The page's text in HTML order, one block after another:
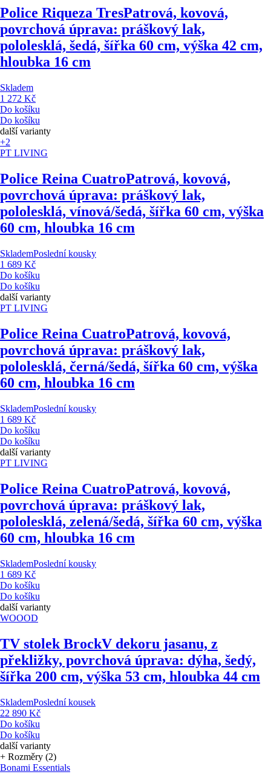
Police Riqueza TresPatrová, kovová,
povrchová úprava: práškový lak,
pololesklá, šedá, šířka 60 cm, výška 42 cm,
hloubka 16 cm
Skladem
1 272 Kč
Do košíku
Do košíku
další varianty
+2
PT LIVING
Police Reina CuatroPatrová, kovová,
povrchová úprava: práškový lak,
pololesklá, vínová/šedá, šířka 60 cm, výška
60 cm, hloubka 16 cm
SklademPoslední kousky
1 689 Kč
Do košíku
Do košíku
další varianty
PT LIVING
Police Reina CuatroPatrová, kovová,
povrchová úprava: práškový lak,
pololesklá, černá/šedá, šířka 60 cm, výška
60 cm, hloubka 16 cm
SklademPoslední kousky
1 689 Kč
Do košíku
Do košíku
další varianty
PT LIVING
Police Reina CuatroPatrová, kovová,
povrchová úprava: práškový lak,
pololesklá, zelená/šedá, šířka 60 cm, výška
60 cm, hloubka 16 cm
SklademPoslední kousky
1 689 Kč
Do košíku
Do košíku
další varianty
WOOOD
TV stolek BrockV dekoru jasanu, z
překližky, povrchová úprava: dýha, šedý,
šířka 200 cm, výška 53 cm, hloubka 44 cm
SklademPoslední kousek
22 890 Kč
Do košíku
Do košíku
další varianty
+ Rozměry (2)
Bonami Essentials